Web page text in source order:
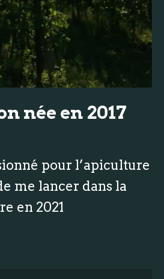
née en 2017
pour l’apiculture
me lancer dans la
en 2021